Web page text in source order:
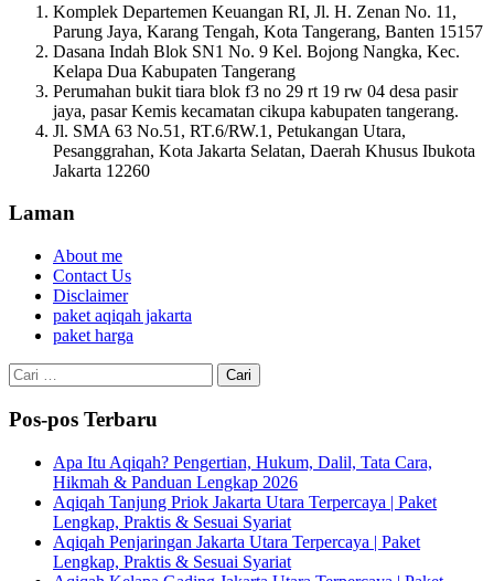
Komplek Departemen Keuangan RI, Jl. H. Zenan No. 11,
Parung Jaya, Karang Tengah, Kota Tangerang, Banten 15157
Dasana Indah Blok SN1 No. 9 Kel. Bojong Nangka, Kec.
Kelapa Dua Kabupaten Tangerang
Perumahan bukit tiara blok f3 no 29 rt 19 rw 04 desa pasir
jaya, pasar Kemis kecamatan cikupa kabupaten tangerang.
Jl. SMA 63 No.51, RT.6/RW.1, Petukangan Utara,
Pesanggrahan, Kota Jakarta Selatan, Daerah Khusus Ibukota
Jakarta 12260
Laman
About me
Contact Us
Disclaimer
paket aqiqah jakarta
paket harga
Cari
untuk:
Pos-pos Terbaru
Apa Itu Aqiqah? Pengertian, Hukum, Dalil, Tata Cara,
Hikmah & Panduan Lengkap 2026
Aqiqah Tanjung Priok Jakarta Utara Terpercaya | Paket
Lengkap, Praktis & Sesuai Syariat
Aqiqah Penjaringan Jakarta Utara Terpercaya | Paket
Lengkap, Praktis & Sesuai Syariat